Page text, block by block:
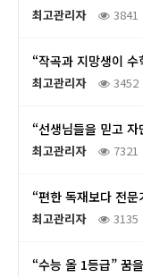
최고관리자 3841
“작곡과 지망생이
최고관리자 3452
“선생님들을 믿고
최고관리자 7321
“편한 독재보다 전
최고관리자 3135
“수능 올 1등급” 꿈